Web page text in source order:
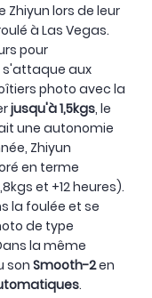
Zhiyun lors de leur
à Las Vegas.
pour
s'attaque aux
photo avec la
jusqu'à 1,5kgs, le
une autonomie
Zhiyun
en terme
et +12 heures).
la foulée et se
de type
la même
son Smooth-2en
.